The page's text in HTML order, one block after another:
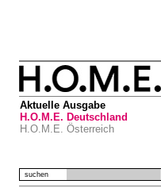
Aktuelle Ausgabe
H.O.M.E. Deutschland
H.O.M.E. Österreich
suchen